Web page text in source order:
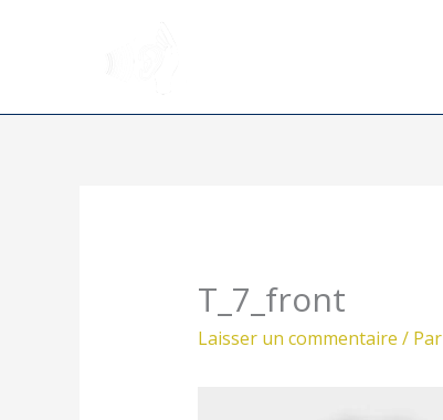
T_7_front
Laisser un commentaire / Par